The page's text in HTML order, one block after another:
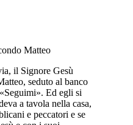
Matteo
il Signore Gesù
seduto al banco
Ed egli si
a tavola nella casa,
e peccatori e se